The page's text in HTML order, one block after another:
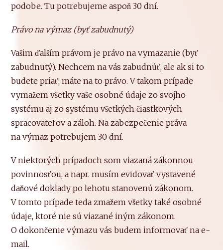
podobe. Tu potrebujeme aspoň 30 dní.
Právo na výmaz (byť zabudnutý)
Vašim ďalším právom je právo na vymazanie (byť
zabudnutý). Nechcem na vás zabudnúť, ale ak si to
budete priať, máte na to právo. V takom prípade
vymažem všetky vaše osobné údaje zo svojho
systému aj zo systému všetkých čiastkových
spracovateľov a záloh. Na zabezpečenie práva
na výmaz potrebujem 30 dní.
V niektorých prípadoch som viazaná zákonnou
povinnosťou, a napr. musím evidovať vystavené
daňové doklady po lehotu stanovenú zákonom.
V tomto prípade teda zmažem všetky také osobné
údaje, ktoré nie sú viazané iným zákonom.
O dokončenie výmazu vás budem informovať na e-
mail.